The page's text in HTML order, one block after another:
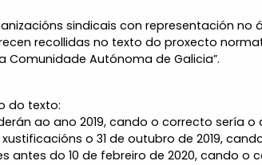
sindicais con representación
recollidas no texto do proxecto
Autónoma de Galicia”.
do texto:
ao ano 2019, cando o correcto sería o
o 31 de outubro de 2019,
do 10 de febreiro de 2020, cando o